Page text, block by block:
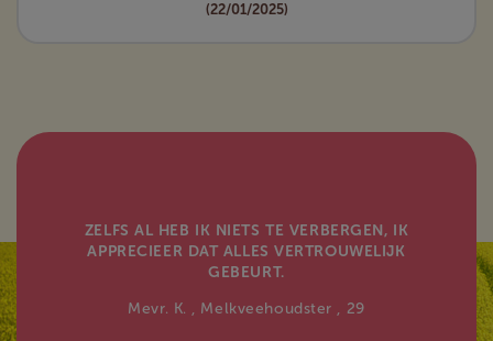
(22/01/2025)
ZELFS AL HEB IK NIETS TE VERBERGEN, IK
APPRECIEER DAT ALLES VERTROUWELIJK
GEBEURT.
Mevr. K. , Melkveehoudster , 29